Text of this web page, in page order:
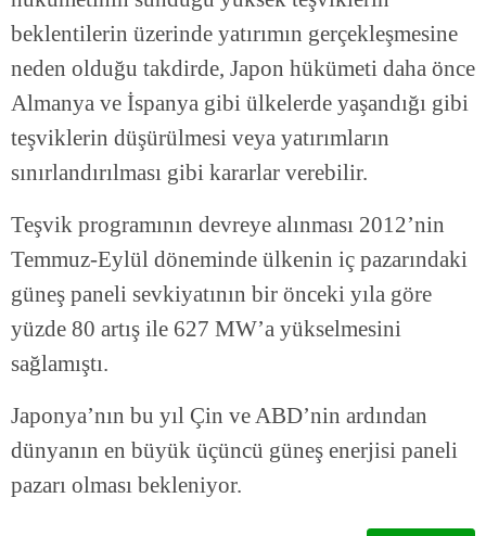
beklentilerin üzerinde yatırımın gerçekleşmesine
neden olduğu takdirde, Japon hükümeti daha önce
Almanya ve İspanya gibi ülkelerde yaşandığı gibi
teşviklerin düşürülmesi veya yatırımların
sınırlandırılması gibi kararlar verebilir.
Teşvik programının devreye alınması 2012’nin
Temmuz-Eylül döneminde ülkenin iç pazarındaki
güneş paneli sevkiyatının bir önceki yıla göre
yüzde 80 artış ile 627 MW’a yükselmesini
sağlamıştı.
Japonya’nın bu yıl Çin ve ABD’nin ardından
dünyanın en büyük üçüncü güneş enerjisi paneli
pazarı olması bekleniyor.